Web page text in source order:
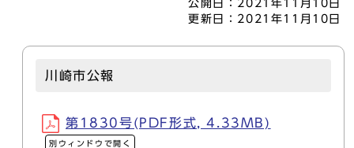
公開日： 2021年11月10日
更新日： 2021年11月10日
川崎市公報
第1830号(PDF形式, 4.33MB)
別ウィンドウで開く